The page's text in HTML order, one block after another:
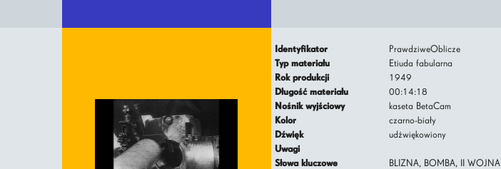
Identyfikator
PrawdziweOblicze
Typ materiału
Etiuda fabularna
Rok produkcji
1949
Długość materiału
00:14:18
Nośnik wyjściowy
kaseta BetaCam
Kolor
czarno-biały
Dźwięk
udźwiękowiony
Uwagi
Słowa kluczowe
BLIZNA, BOMBA, II WOJNA